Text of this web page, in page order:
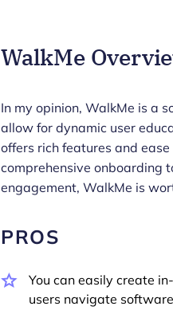
WalkMe
In my opinion, WalkMe is a
allow for dynamic user
offers rich features and
comprehensive onboarding
engagement, WalkMe is
PROS
You can easily create
users navigate